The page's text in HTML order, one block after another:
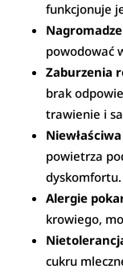
funkcjonuje
powodować
Zaburzenia
brak
trawienie i
powietrza
dyskomfortu.
Alergie
krowiego,
cukru